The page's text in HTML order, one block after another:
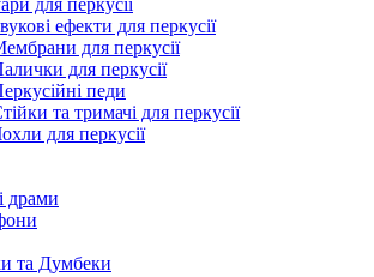
для перкусії
ефекти для перкусії
для перкусії
для перкусії
педи
та тримачі для перкусії
для перкусії
драми
та Думбеки